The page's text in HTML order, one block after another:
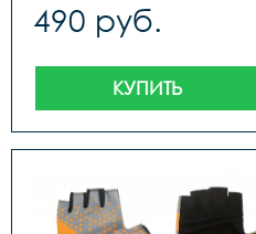
490 руб.
КУПИТЬ